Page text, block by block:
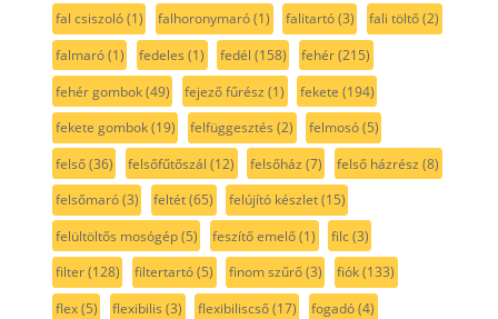
fal csiszoló(1) falhoronymaró(1) falitartó(3) fali töltő(2)
falmaró(1) fedeles (1) fedél (158) fehér(215)
fehér gombok(49) fejező fűrész (1) fekete (194)
fekete gombok(19) felfüggesztés (2) felmosó(5)
felső(36) felsőfűtőszál (12) felsőház (7) felső házrész (8)
felsőmaró(3) feltét(65) felújító készlet(15)
felültöltős mosógép(5) feszítő emelő(1) filc(3)
filter(128) filtertartó(5) finom szűrő(3) fiók(133)
flex(5) flexibilis (3) flexibiliscső(17) fogadó(4)